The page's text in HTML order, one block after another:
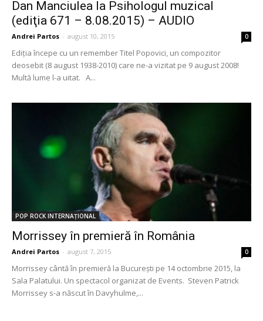
Dan Manciulea la Psihologul muzical
(ediţia 671 – 8.08.2015) – AUDIO
Andrei Partos - august 10, 2015 0
Ediţia începe cu un remember Titel Popovici, un compozitor
deosebit (8 august 1938-2010) care ne-a vizitat pe 9 august 2008!
Multă lume l-a uitat. A...
POP ROCK INTERNAȚIONAL
Morrissey în premieră în România
Andrei Partos - august 7, 2015 0
Morrissey cântă în premieră la București pe 14 octombrie 2015, la
Sala Palatului. Un spectacol organizat de Events. Steven Patrick
Morrissey s-a născut în Davyhulme,...